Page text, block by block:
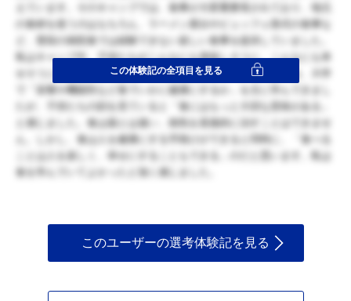
えています。そのキャンプでは、食事が大変重要視されており、地元
の食材を使うのはもちろん、ラーメン屋台やビュッフェ形式の食事な
ど、普段の病院食では経験できない楽しい食事を提供していました。
私はキャンプ中、子供たちがこんなにも美味しそうに、こんなにも幸
せそうに食事をするのだということに驚きました。それまでは、大学
で「栄養や機能性など食でいかに健康にするか」を主に学んできまし
たが、子供たちの顔を見ていると「食にはもっと大切な意味がある」
と感じました。食は薬とは違い、病気を直接的に治すことはできませ
ん。しかし、食は人を健康にする手助けができると同時に、「食べる
ことは人を楽しく、幸せにすることもできる」のだと思います。私は
食を学んでいてよかったと強く感じました。
この体験記の全項目を見る
このユーザーの選考体験記を見る